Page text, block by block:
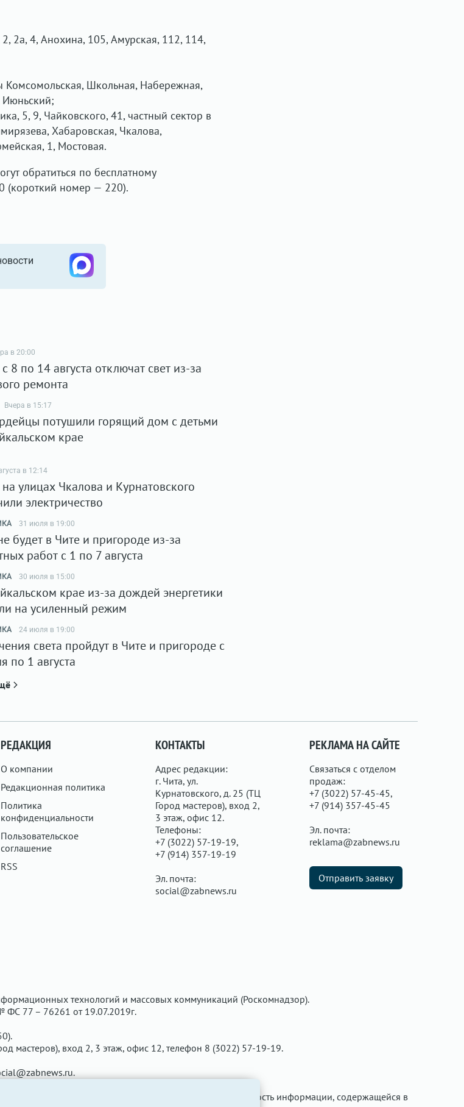
2а, 4, Анохина, 105, Амурская, 112, 114,
Комсомольская, Школьная, Набережная,
Июньский;
5, 9, Чайковского, 41, частный сектор в
Хабаровская, Чкалова,
1, Мостовая.
обратиться по бесплатному
(короткий номер — 220).
в 20:00
8 по 14 августа отключат свет из-за
ремонта
Вчера в 15:17
потушили горящий дом с детьми
крае
в 12:14
улицах Чкалова и Курнатовского
электричество
31 июля в 19:00
будет в Чите и пригороде из-за
работ с 1 по 7 августа
30 июля в 15:00
крае из-за дождей энергетики
на усиленный режим
24 июля в 19:00
света пройдут в Чите и пригороде с
по 1 августа
РЕДАКЦИЯ
О компании
Редакционная политика
Политика
конфиденциальности
Пользовательское
соглашение
RSS
КОНТАКТЫ
Адрес редакции:
г. Чита, ул.
Курнатовского, д. 25 (ТЦ
Город мастеров), вход 2,
3 этаж, офис 12.
Телефоны:
+7 (3022) 57-19-19,
+7 (914) 357-19-19
Эл. почта:
social@zabnews.ru
РЕКЛАМА НА САЙТЕ
Связаться с отделом
продаж:
+7 (3022) 57-45-45,
+7 (914) 357-45-45
Эл. почта:
reklama@zabnews.ru
Отправить заявку
технологий и массовых коммуникаций (Роскомнадзор).
ФС 77 – 76261 от 19.07.2019г.
мастеров), вход 2, 3 этаж, офис 12, телефон 8 (3022) 57-19-19.
.
Редакция сайта не несёт ответственности за достоверность информации, содержащейся в